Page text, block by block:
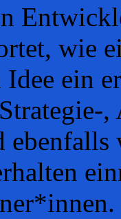
wie
Idee ein